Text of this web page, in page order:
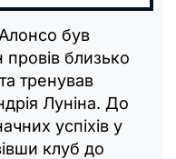
був
близько
тренував
Луніна. До
успіхів у
клуб до